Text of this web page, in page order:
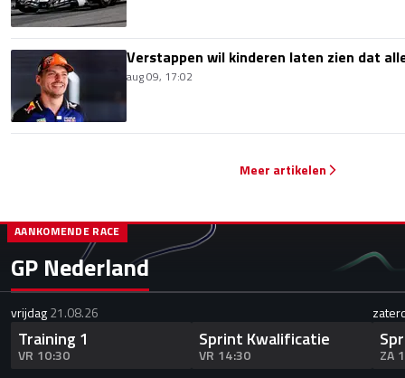
Verstappen wil kinderen laten zien dat
aug 09, 17:02
Meer artikelen
GP Nederland
AANKOMENDE RACE
vrijdag21.08.26
Training 1
VR 10:30
Sprint Kwalificatie
VR 14:30 ZA